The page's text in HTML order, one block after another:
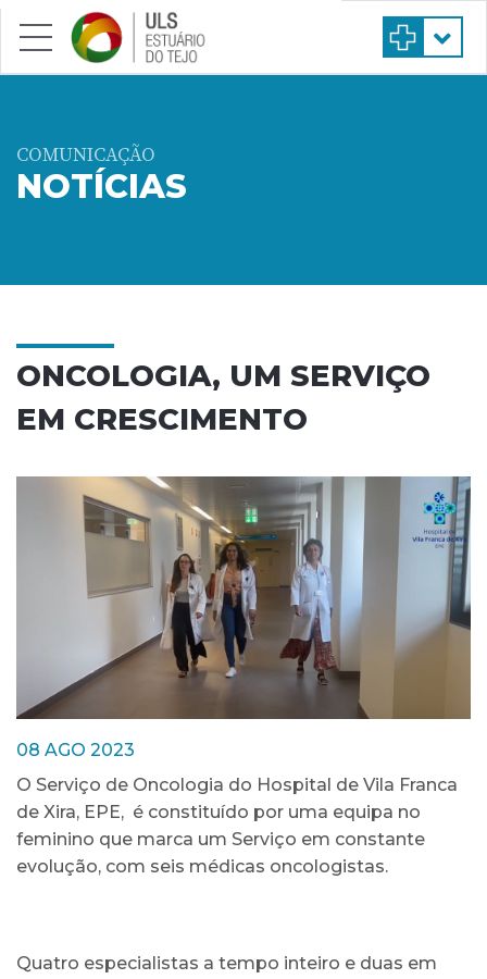
Saltar para conteúdo principal
COMUNICAÇÃO
NOTÍCIAS
ONCOLOGIA, UM SERVIÇO
EM CRESCIMENTO
08 AGO 2023
O Serviço de Oncologia do Hospital de Vila Franca
de Xira, EPE, é constituído por uma equipa no
feminino que marca um Serviço em constante
evolução, com seis médicas oncologistas.
Quatro especialistas a tempo inteiro e duas em